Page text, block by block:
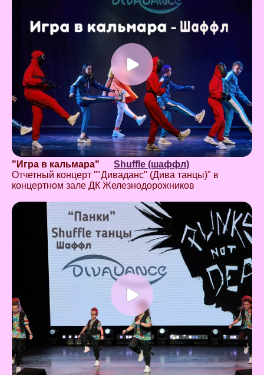
"Игра в кальмара" Shuffle (шаффл)
Отчетный концерт ""Диваданс" (Дива танцы)" в
концертном зале ДК Железнодорожников